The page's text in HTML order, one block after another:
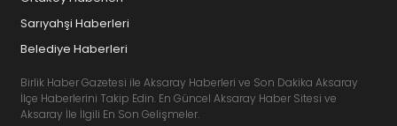
Sarıyahşi Haberleri
Belediye Haberleri
Birlik Haber Gazetesi ile Aksaray Haberleri ve Son Dakika Aksaray
İlçe Haberlerini Takip Edin. En Güncel Aksaray Haber Sitesi ve
Aksaray İle İlgili En Son Gelişmeler.